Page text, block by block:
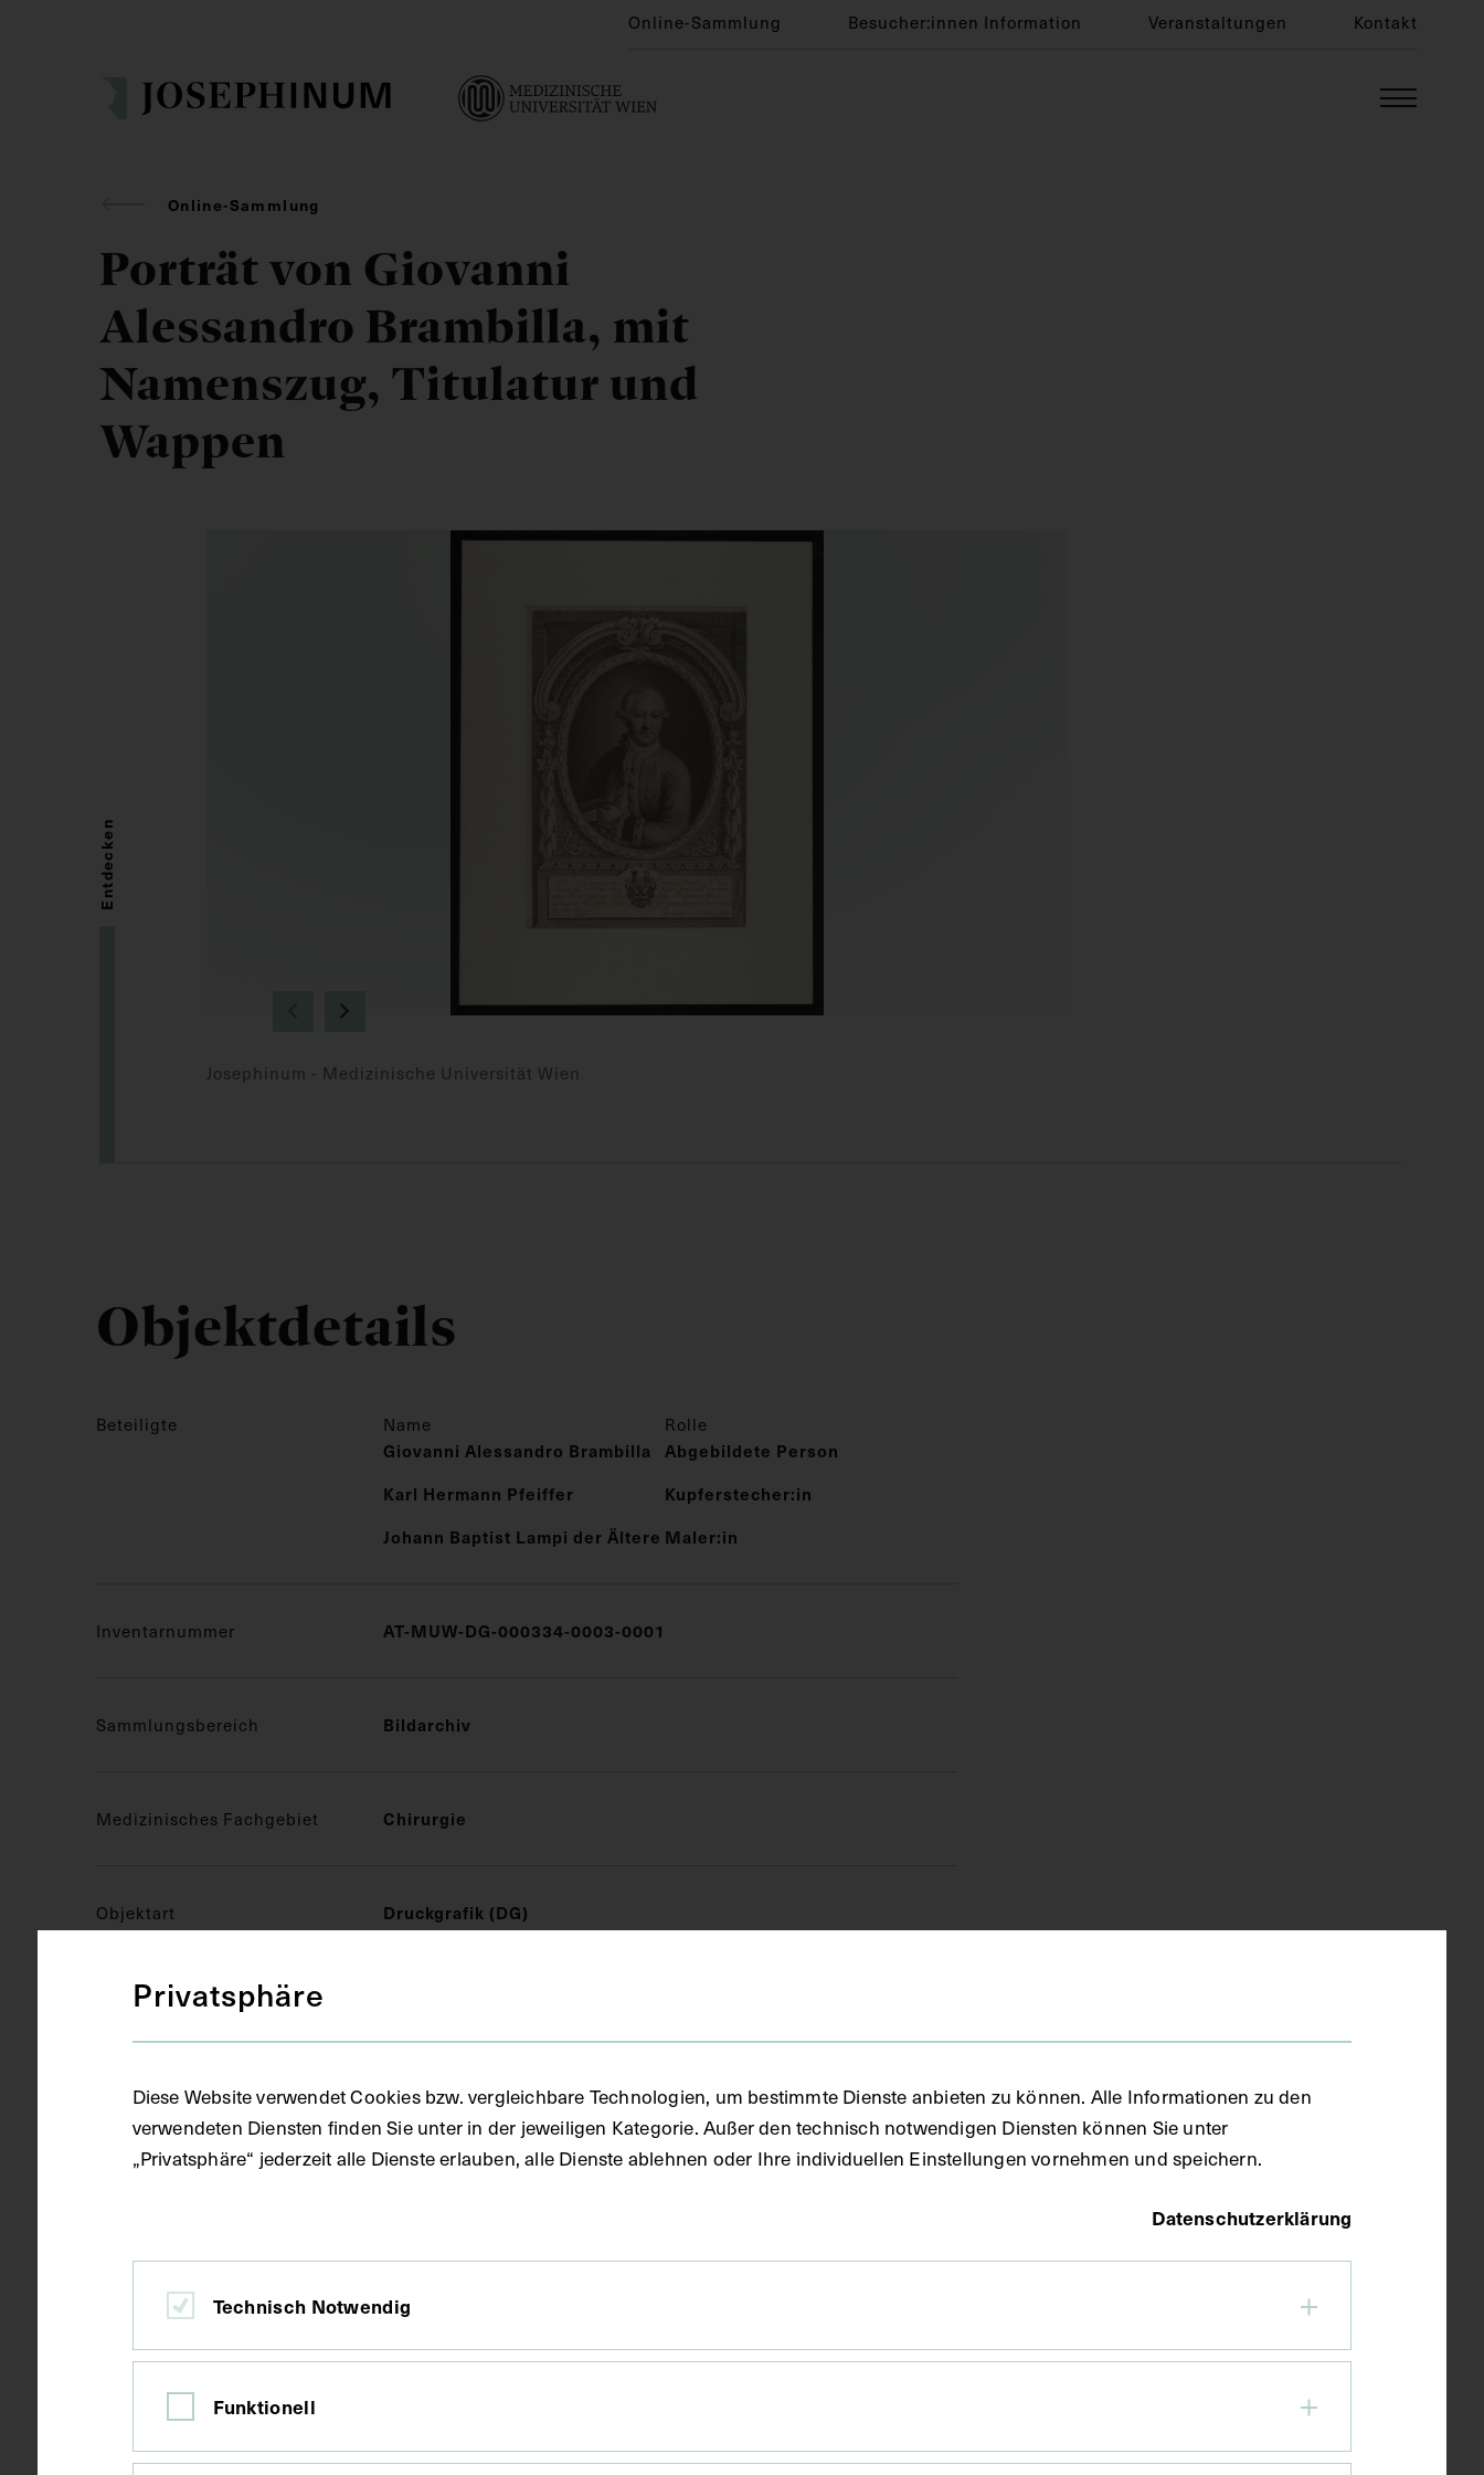
Online-Sammlung Besucher:innen Information Veranstaltungen Kontakt
Online-Sammlung
Porträt von Giovanni
Alessandro Brambilla, mit
Namenszug, Titulatur und
Wappen
Josephinum - Medizinische Universität Wien
Entdecken
Objektdetails
Beteiligte Name Rolle
Giovanni Alessandro Brambilla
Abgebildete Person
Karl Hermann Pfeiffer
Kupferstecher:in
Johann Baptist Lampi der Ältere Maler:in
Inventarnummer AT-MUW-DG-000334-0003-0001
Sammlungsbereich Bildarchiv
Medizinisches Fachgebiet Chirurgie
Objektart Druckgrafik (DG)
Gegenstand
Datierung um 1790
Privatsphäre
Diese Website verwendet Cookies bzw. vergleichbare Technologien, um bestimmte Dienste anbieten zu können. Alle Informationen zu den
verwendeten Diensten finden Sie unter in der jeweiligen Kategorie. Außer den technisch notwendigen Diensten können Sie unter
„Privatsphäre“ jederzeit alle Dienste erlauben, alle Dienste ablehnen oder Ihre individuellen Einstellungen vornehmen und speichern.
Datenschutzerklärung
Technisch Notwendig
Funktionell